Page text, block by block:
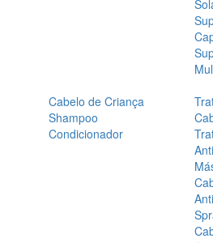
Cabelo de Criança
Shampoo
Condicionador